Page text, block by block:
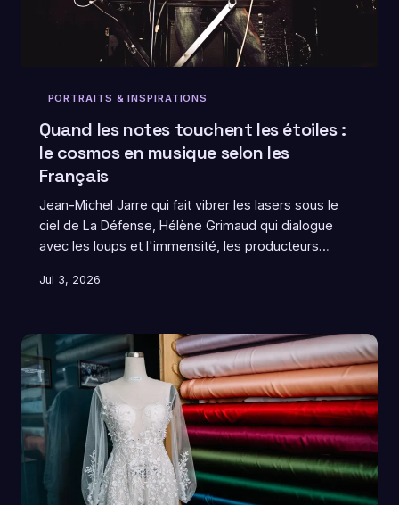
PORTRAITS & INSPIRATIONS
Quand les notes touchent les étoiles :
le cosmos en musique selon les
Français
Jean-Michel Jarre qui fait vibrer les lasers sous le
ciel de La Défense, Hélène Grimaud qui dialogue
avec les loups et l'immensité, les producteurs
la France a une façon bien à elle de mettre l'univers
voyage sans retour.
Jul 3, 2026